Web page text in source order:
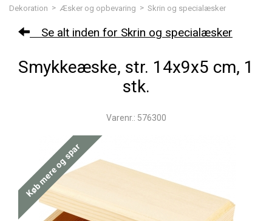
Dekoration > Æsker og opbevaring > Skrin og specialæsker
Se alt inden for Skrin og specialæsker
Smykkeæske, str. 14x9x5 cm, 1
stk.
Varenr.: 576300
Køb mere og spar